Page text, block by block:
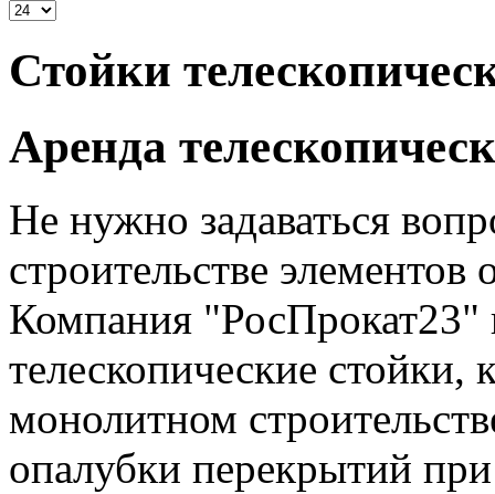
Стойки
Аренда
Не нужно задаваться
строительстве
Компания "РосПрокат23"
телескопические стойки,
монолитном
опалубки перекрытий